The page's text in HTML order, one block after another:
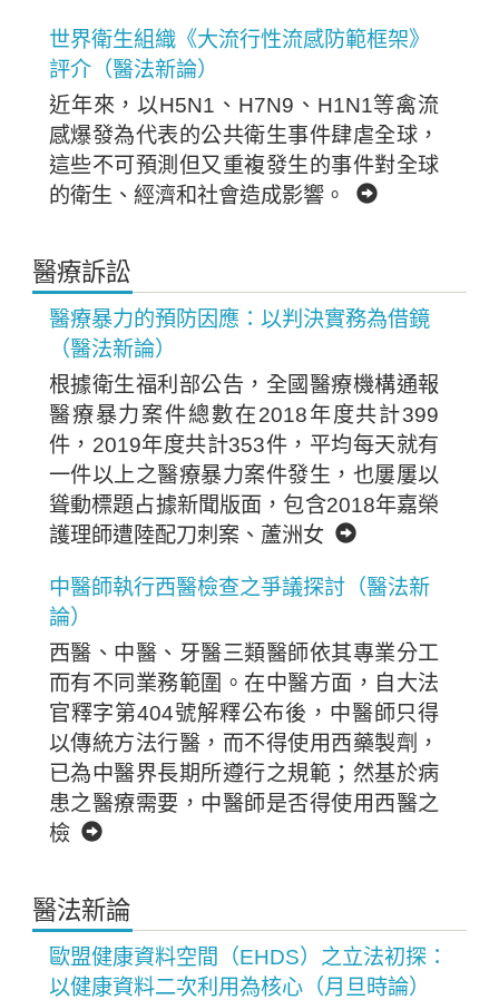
世界衛生組織《大流行性流感防範框架》
評介（醫法新論）
近年來，以H5N1、H7N9、H1N1等禽流
感爆發為代表的公共衛生事件肆虐全球，
這些不可預測但又重複發生的事件對全球
的衛生、經濟和社會造成影響。
醫療訴訟
醫療暴力的預防因應：以判決實務為借鏡
（醫法新論）
根據衛生福利部公告，全國醫療機構通報
醫療暴力案件總數在2018年度共計399
件，2019年度共計353件，平均每天就有
一件以上之醫療暴力案件發生，也屢屢以
聳動標題占據新聞版面，包含2018年嘉榮
護理師遭陸配刀刺案、蘆洲女
中醫師執行西醫檢查之爭議探討（醫法新
論）
西醫、中醫、牙醫三類醫師依其專業分工
而有不同業務範圍。在中醫方面，自大法
官釋字第404號解釋公布後，中醫師只得
以傳統方法行醫，而不得使用西藥製劑，
已為中醫界長期所遵行之規範；然基於病
患之醫療需要，中醫師是否得使用西醫之
檢
醫法新論
歐盟健康資料空間（EHDS）之立法初探：
以健康資料二次利用為核心（月旦時論）